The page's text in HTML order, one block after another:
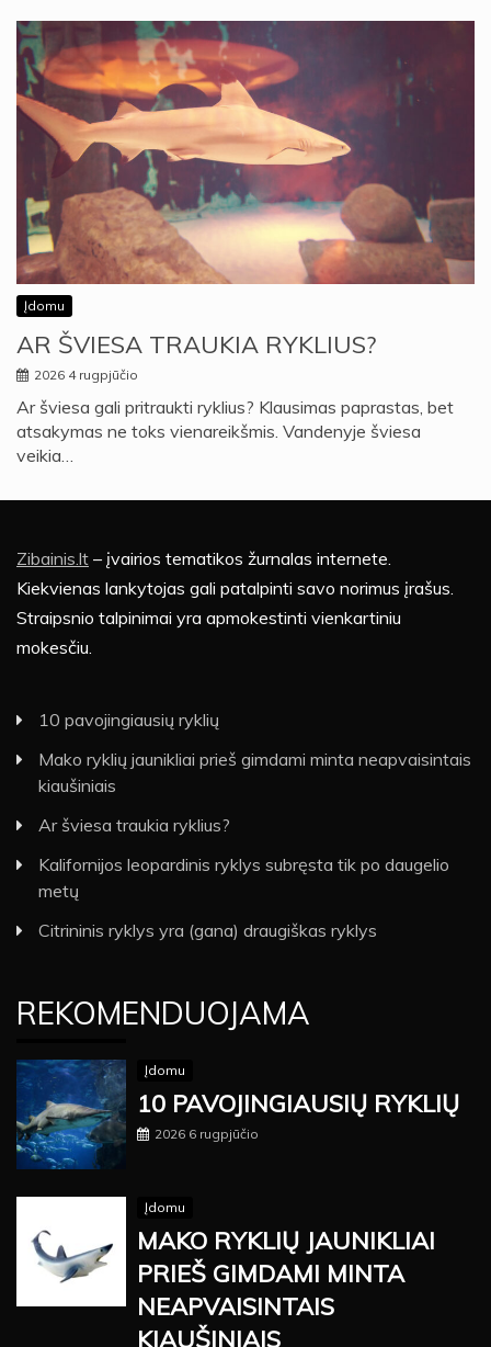
Įdomu
AR ŠVIESA TRAUKIA RYKLIUS?
2026 4 rugpjūčio
Ar šviesa gali pritraukti ryklius? Klausimas paprastas, bet
atsakymas ne toks vienareikšmis. Vandenyje šviesa
veikia…
Zibainis.lt – įvairios tematikos žurnalas internete.
Kiekvienas lankytojas gali patalpinti savo norimus įrašus.
Straipsnio talpinimai yra apmokestinti vienkartiniu
mokesčiu.
10 pavojingiausių ryklių
Mako ryklių jaunikliai prieš gimdami minta neapvaisintais
kiaušiniais
Ar šviesa traukia ryklius?
Kalifornijos leopardinis ryklys subręsta tik po daugelio
metų
Citrininis ryklys yra (gana) draugiškas ryklys
REKOMENDUOJAMA
Įdomu
10 PAVOJINGIAUSIŲ RYKLIŲ
2026 6 rugpjūčio
Įdomu
MAKO RYKLIŲ JAUNIKLIAI
PRIEŠ GIMDAMI MINTA
NEAPVAISINTAIS
KIAUŠINIAIS